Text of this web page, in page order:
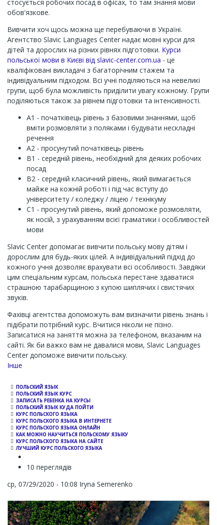
стосується робочих посад в офісах, то там знання мови
обов'язкове.
Вивчити хоч щось можна ще перебуваючи в Україні.
Агентство Slavic Languages ​​Center надає мовні курси для
дітей та дорослих на різних рівнях підготовки. Курси
польської мови в Києві від slavic-center.com.ua - це
кваліфіковані викладачі з багаторічним стажем та
індивідуальним підходом. Всі учні поділяються на невеликі
групи, щоб була можливість приділити увагу кожному. Групи
поділяються також за рівнем підготовки та інтенсивності.
А1 - початківець рівень з базовими знаннями, щоб
вміти розмовляти з поляками і будувати нескладні
речення
А2 - просунутий початківець рівень
В1 - середній рівень, необхідний для деяких робочих
посад
В2 - середній класичний рівень, який вимагається
майже на кожній роботі і під час вступу до
університету / коледжу / ліцею / технікуму
С1 - просунутий рівень, який допоможе розмовляти,
як носій, з урахуванням всієї граматики і особливостей
мови
Slavic Center допомагає вивчити польську мову дітям і
дорослим для будь-яких цілей. А індивідуальний підхід до
кожного учня дозволяє врахувати всі особливості. Завдяки
цим спеціальним курсам, польська перестане здаватися
страшною тарабарщиною з купою шиплячих і свистячих
звуків.
Фахівці агентства допоможуть вам визначити рівень знань і
підібрати потрібний курс. Вчитися ніколи не пізно.
Записатися на заняття можна за телефоном, вказаним на
сайті. Як би важко вам не давалися мови, Slavic Languages ​​
Center допоможе вивчити польську.
Channel
Інше
ПОЛЬСКИЙ ЯЗЫК
ПОЛЬСКИЙ ЯЗЫК КУРС
ЗАПИСАТЬ РЕБЕНКА НА КУРСЫ
ПОЛЬСКИЙ ЯЗЫК КУДА ПОЙТИ
КУРС ПОЛЬСКОГО ЯЗЫКА
КУРС ПОЛЬСКОГО ЯЗЫКА В ИНТЕРНЕТЕ
КУРС ПОЛЬСКОГО ЯЗЫКА ОНЛАЙН
КАК МОЖНО НАУЧИТЬСЯ ПОЛЬСКОМУ ЯЗЫКУ
КУРС ПОЛЬСКОГО ЯЗЫКА НА САЙТЕ
ЛУЧШИЙ КУРС ПОЛЬСКОГО ЯЗЫКА
10 переглядів
ср, 07/29/2020 - 10:08 Iryna Semerenko